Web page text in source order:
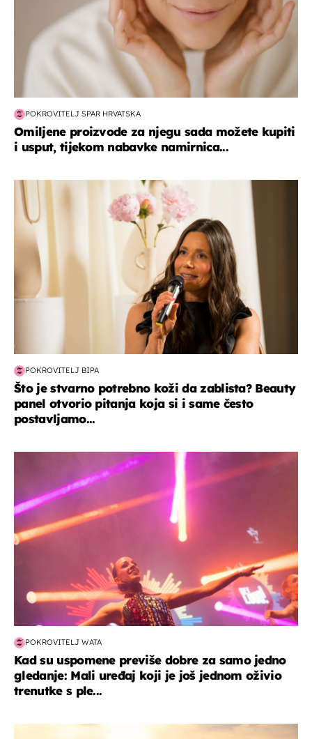
POKROVITELJ SPAR HRVATSKA
Omiljene proizvode za njegu sada možete kupiti
i usput, tijekom nabavke namirnica...
moda & ljepota
POKROVITELJ BIPA
Što je stvarno potrebno koži da zablista? Beauty
panel otvorio pitanja koja si i same često
postavljamo...
POKROVITELJ WATA
Kad su uspomene previše dobre za samo jedno
gledanje: Mali uređaj koji je još jednom oživio
trenutke s ple...